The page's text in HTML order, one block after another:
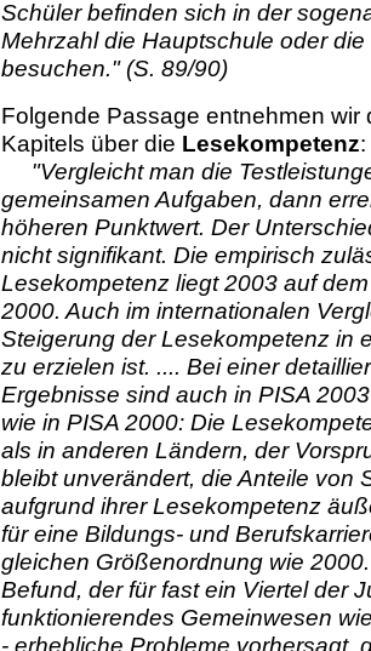
Schüler befinden sich in der
Mehrzahl die Hauptschule oder
besuchen." (S. 89/90)
Folgende Passage entnehmen
Kapitels über die Lesekompetenz:
"Vergleicht man die
gemeinsamen Aufgaben, dann
höheren Punktwert. Der
nicht signifikant. Die empirisch
Lesekompetenz liegt 2003 auf
2000. Auch im internationalen
Steigerung der Lesekompetenz in
zu erzielen ist. .... Bei einer
Ergebnisse sind auch in PISA
wie in PISA 2000: Die
als in anderen Ländern, der
bleibt unverändert, die Anteile von
aufgrund ihrer Lesekompetenz
für eine Bildungs- und
gleichen Größenordnung wie
Befund, der für fast ein Viertel der
funktionierendes Gemeinwesen
- erhebliche Probleme vorhersagt,